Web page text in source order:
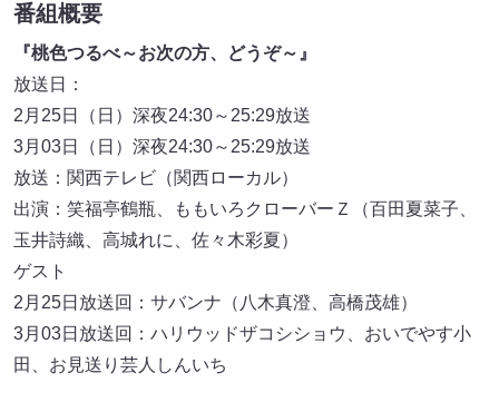
番組概要
『桃色つるべ～お次の方、どうぞ～』
放送日：
2月25日（日）深夜24:30～25:29放送
3月03日（日）深夜24:30～25:29放送
放送：関西テレビ（関西ローカル）
出演：笑福亭鶴瓶、ももいろクローバーＺ（百田夏菜子、
玉井詩織、高城れに、佐々木彩夏）
ゲスト
2月25日放送回：サバンナ（八木真澄、高橋茂雄）
3月03日放送回：ハリウッドザコシショウ、おいでやす小
田、お見送り芸人しんいち